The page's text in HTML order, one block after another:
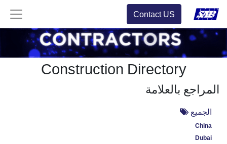
Contact US
Construction Directory
المراجع بالعلامة
الجميع
China
Dubai